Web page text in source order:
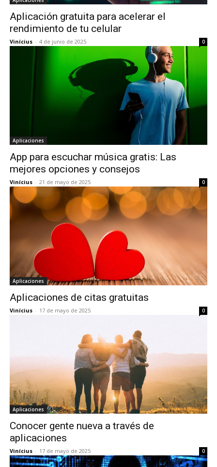
Aplicación gratuita para acelerar el
rendimiento de tu celular
Vinícius - 4 de junio de 2025 0
Aplicaciones
App para escuchar música gratis: Las
mejores opciones y consejos
Vinícius - 21 de mayo de 2025 0
Aplicaciones
Aplicaciones de citas gratuitas
Vinícius - 17 de mayo de 2025 0
Aplicaciones
Conocer gente nueva a través de
aplicaciones
Vinícius - 17 de mayo de 2025 0